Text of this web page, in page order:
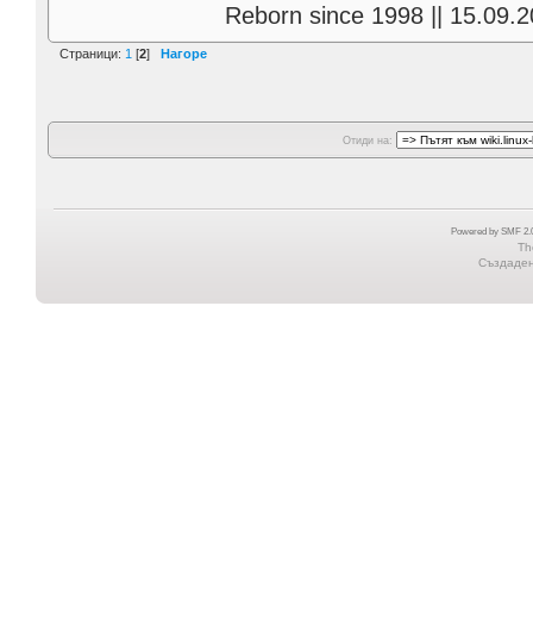
Reborn since 1998 ||
Страници: 1 [2] Нагоре
Отиди на:
Powered by SMF